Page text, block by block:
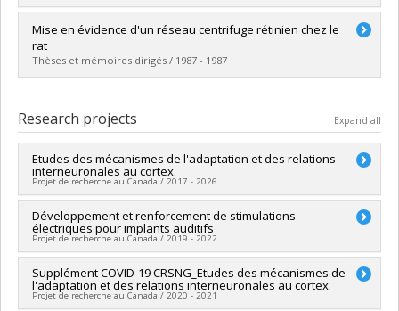
Graduate :Rouillon, Pascal
Cycle :
Grade :M. Sc.
Lien vers le document dans Papyrus
Mise en évidence d'un réseau centrifuge rétinien chez le
rat
Thèses et mémoires dirigés / 1987 - 1987
Cycle :Master's
Grade :M. Sc.
Lien vers le document dans Papyrus
Research projects Expand all
Etudes des mécanismes de l'adaptation et des relations
interneuronales au cortex.
Projet de recherche au Canada / 2017 - 2026
Lead researcher :Stéphane Molotchnikoff
Funding sources:CRSNG/Conseil de recherches en sciences
naturelles et génie du Canada (CRSNG)
PVX20965-(RGP) Programme de subvention à
la découverte individuelle ou de groupe
Développement et renforcement de stimulations
électriques pour implants auditifs
Projet de recherche au Canada / 2019 - 2022
Lead researcher :Éric Plourde
Co-researchers :Stéphane Molotchnikoff
Funding sources:
Supplément COVID-19 CRSNG_Etudes des mécanismes de
l'adaptation et des relations interneuronales au cortex.
Projet de recherche au Canada / 2020 - 2021